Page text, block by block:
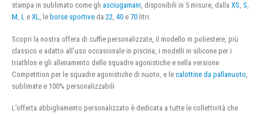
stampa in sublimato come gli asciugamani, disponibili in 5 misure, dalla XS, S,
M, L e XL, le borse sportive da 22, 40 e 70 litri.
Scopri la nostra offera di cuffie personalizzate, il modello in poliestere, più
classico e adatto all’uso occasionale in piscina, i modelli in silicone per i
triathlon e gli allenamento delle squadre agonistiche e nella versione
Competition per le squadre agonistiche di nuoto, e le calottine da pallanuoto
sublimate e 100% personalizzabili
L’offerta abbigliamento personalizzato è dedicata a tutte le collettività che